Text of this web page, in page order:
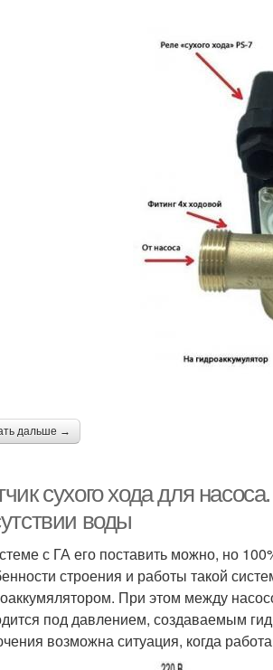
дальше →
сухого хода для
воды
с ГА его поставить можно, но
строения и работы такой
При этом между
под давлением, создаваемым
возможна ситуация, когда